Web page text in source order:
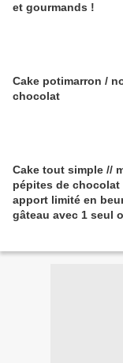
et gourmands !
Cake potimarron /
chocolat
Cake tout simple //
pépites de
apport limité en
gâteau avec 1 seul